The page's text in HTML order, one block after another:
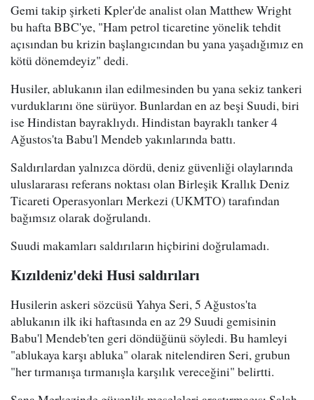
Gemi takip şirketi Kpler'de analist olan Matthew Wright
bu hafta BBC'ye, "Ham petrol ticaretine yönelik tehdit
açısından bu krizin başlangıcından bu yana yaşadığımız en
kötü dönemdeyiz" dedi.
Husiler, ablukanın ilan edilmesinden bu yana sekiz tankeri
vurduklarını öne sürüyor. Bunlardan en az beşi Suudi, biri
ise Hindistan bayraklıydı. Hindistan bayraklı tanker 4
Ağustos'ta Babu'l Mendeb yakınlarında battı.
Saldırılardan yalnızca dördü, deniz güvenliği olaylarında
uluslararası referans noktası olan Birleşik Krallık Deniz
Ticareti Operasyonları Merkezi (UKMTO) tarafından
bağımsız olarak doğrulandı.
Suudi makamları saldırıların hiçbirini doğrulamadı.
Kızıldeniz'deki Husi saldırıları
Husilerin askeri sözcüsü Yahya Seri, 5 Ağustos'ta
ablukanın ilk iki haftasında en az 29 Suudi gemisinin
Babu'l Mendeb'ten geri döndüğünü söyledi. Bu hamleyi
"ablukaya karşı abluka" olarak nitelendiren Seri, grubun
"her tırmanışa tırmanışla karşılık vereceğini" belirtti.